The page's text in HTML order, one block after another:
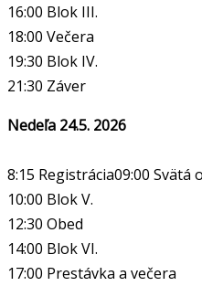
16:00 Blok III.
18:00 Večera
19:30 Blok IV.
21:30 Záver
Nedeľa 24.5. 2026
8:15 Registrácia09:00 Svätá
10:00 Blok V.
12:30 Obed
14:00 Blok VI.
17:00 Prestávka a večera